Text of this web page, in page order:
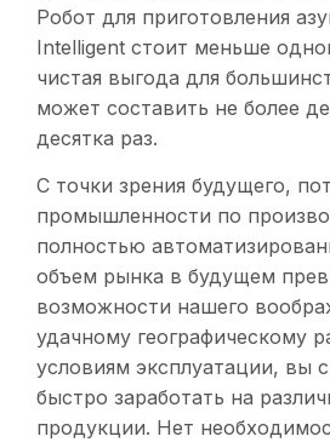
Робот для приготовления
Intelligent стоит меньше
чистая выгода для
может составить не более
десятка раз.
С точки зрения будущего,
промышленности по
полностью
объем рынка в будущем
возможности нашего
удачному географическому
условиям эксплуатации, вы
быстро заработать на
продукции. Нет